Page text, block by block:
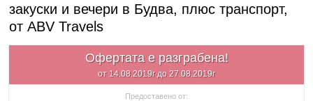
закуски и вечери в Будва, плюс транспорт,
от ABV Travels
Офертата е разграбена!
от 14.08.2019г до 27.08.2019г
Предоставено от: